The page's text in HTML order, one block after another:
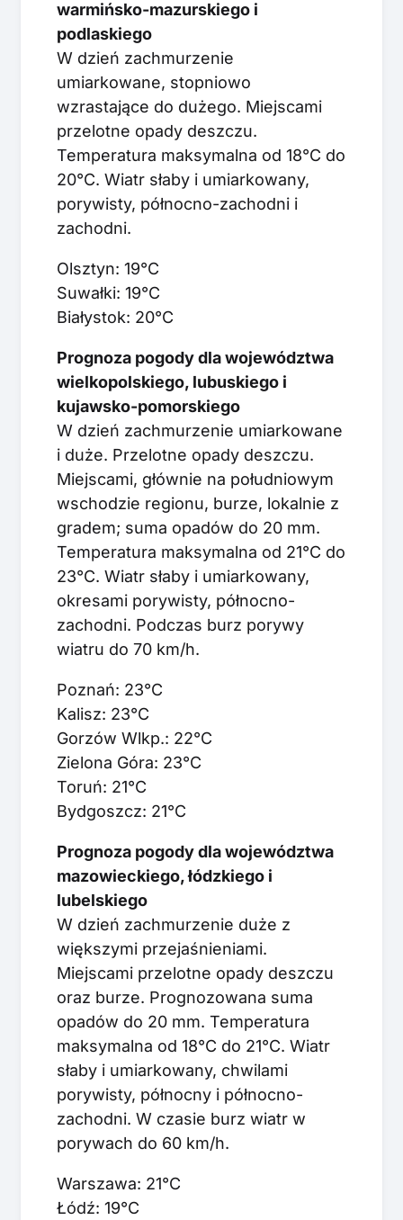
warmińsko-mazurskiego i
podlaskiego
W dzień zachmurzenie
umiarkowane, stopniowo
wzrastające do dużego. Miejscami
przelotne opady deszczu.
Temperatura maksymalna od 18°C do
20°C. Wiatr słaby i umiarkowany,
porywisty, północno-zachodni i
zachodni.
Olsztyn: 19°C
Suwałki: 19°C
Białystok: 20°C
Prognoza pogody dla województwa
wielkopolskiego, lubuskiego i
kujawsko-pomorskiego
W dzień zachmurzenie umiarkowane
i duże. Przelotne opady deszczu.
Miejscami, głównie na południowym
wschodzie regionu, burze, lokalnie z
gradem; suma opadów do 20 mm.
Temperatura maksymalna od 21°C do
23°C. Wiatr słaby i umiarkowany,
okresami porywisty, północno-
zachodni. Podczas burz porywy
wiatru do 70 km/h.
Poznań: 23°C
Kalisz: 23°C
Gorzów Wlkp.: 22°C
Zielona Góra: 23°C
Toruń: 21°C
Bydgoszcz: 21°C
Prognoza pogody dla województwa
mazowieckiego, łódzkiego i
lubelskiego
W dzień zachmurzenie duże z
większymi przejaśnieniami.
Miejscami przelotne opady deszczu
oraz burze. Prognozowana suma
opadów do 20 mm. Temperatura
maksymalna od 18°C do 21°C. Wiatr
słaby i umiarkowany, chwilami
porywisty, północny i północno-
zachodni. W czasie burz wiatr w
porywach do 60 km/h.
Warszawa: 21°C
Łódź: 19°C